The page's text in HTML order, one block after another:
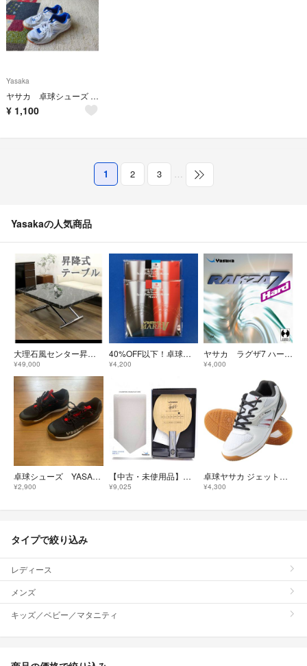
Yasaka
ヤサカ 卓球シューズ 26.0cm
¥ 1,100
1 2 3
Yasakaの人気商品
大理石風センター昇降式ダイニングテーブル
¥49,000
40%OFF以下！卓球ヤサカ マークV2枚セット
¥4,200
ヤサカ ラグザ7 ハード 赤 厚
¥4,000
卓球シューズ YASAKA 24センチ
¥2,900
【中古・未使用品】ヤサカ 馬林カーボン FLA マリン YM-3 Yasaka 廃盤 卓球ラケット 攻撃用シェークハンド
¥9,025
卓球ヤサカ ジェットインパクトネオ
¥4,300
タイプで絞り込み
レディース
メンズ
キッズ／ベビー／マタニティ